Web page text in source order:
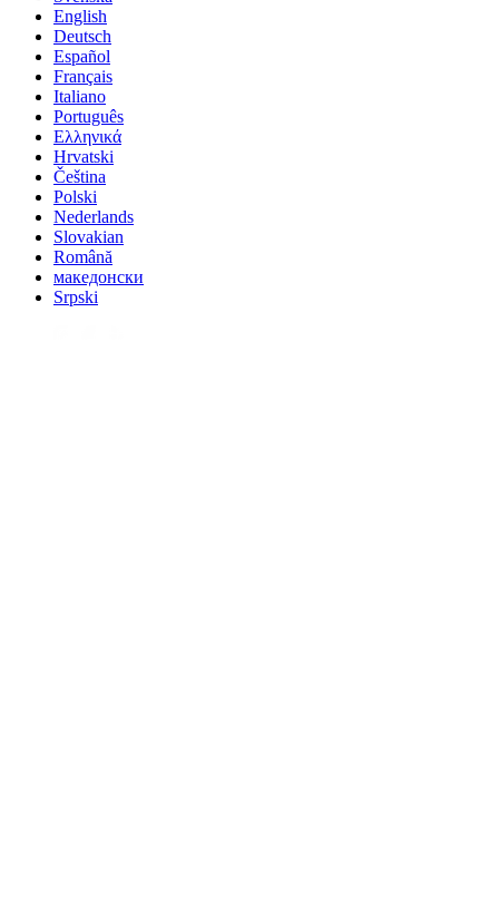
English
Deutsch
Español
Français
Italiano
Português
Ελληνικά
Hrvatski
Čeština
Polski
Nederlands
Slovakian
Română
македонски
Srpski